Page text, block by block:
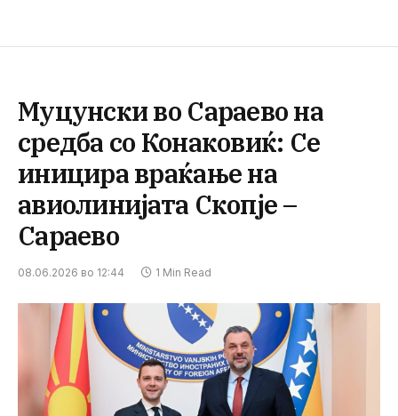
Муцунски во Сараево на
средба со Конаковиќ: Се
иницира враќање на
авиолинијата Скопје –
Сараево
08.06.2026 во 12:44 1 Min Read